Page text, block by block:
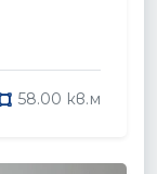
58.00 кв.м